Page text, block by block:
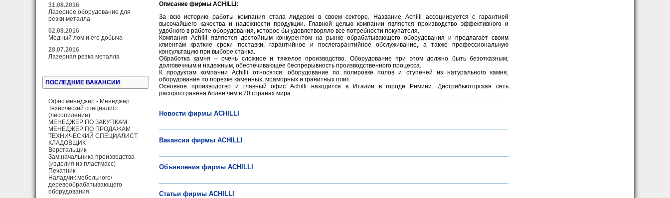
31.08.2016
Лазерное оборудование для
резки металла
02.08.2016
Медный лом и его добыча
28.07.2016
Лазерная резка металла
ПОСЛЕДНИЕ ВАКАНСИИ
Офис менеджер - Менеджер
Технический специалист
(лесопиление)
МЕНЕДЖЕР ПО ЗАКУПКАМ
МЕНЕДЖЕР ПО ПРОДАЖАМ
ТЕХНИЧЕСКИЙ СПЕЦИАЛИСТ
КЛАДОВЩИК
Верстальщик
Зам.начальника производства
(изделия из пластмасс)
Печатник
Наладчик мебельного/
деревообрабатывающего
оборудования
Описание фирмы ACHILLI:
За всю историю работы компания стала лидером в своем секторе. Название Achilli ассоциируется с гарантией
высочайшего качества и надежности продукции. Главной целью компании является производство эффективного и
удобного в работе оборудования, которое бы удовлетворяло все потребности покупателя.
Компания Achilli является достойным конкурентом на рынке обрабатывающего оборудования и предлагает своим
клиентам краткие сроки поставки, гарантийное и послегарантийное обслуживание, а также профессиональную
консультацию при выборе станка.
Обработка камня – очень сложное и тяжелое производство. Оборудование при этом должно быть безотказным,
долговечным и надежным, обеспечивающее беспрерывность производственного процесса.
К продуктам компании Achilli относятся: оборудование по полировке полов и ступеней из натурального камня,
оборудование по порезке каменных, мраморных и гранитных плит.
Основное производство и главный офис Achilli находится в Италии в городе Римини. Дистрибьюторская сеть
распространена более чем в 70 странах мира.
Новости фирмы ACHILLI
Вакансии фирмы ACHILLI
Объявления фирмы ACHILLI
Статьи фирмы ACHILLI